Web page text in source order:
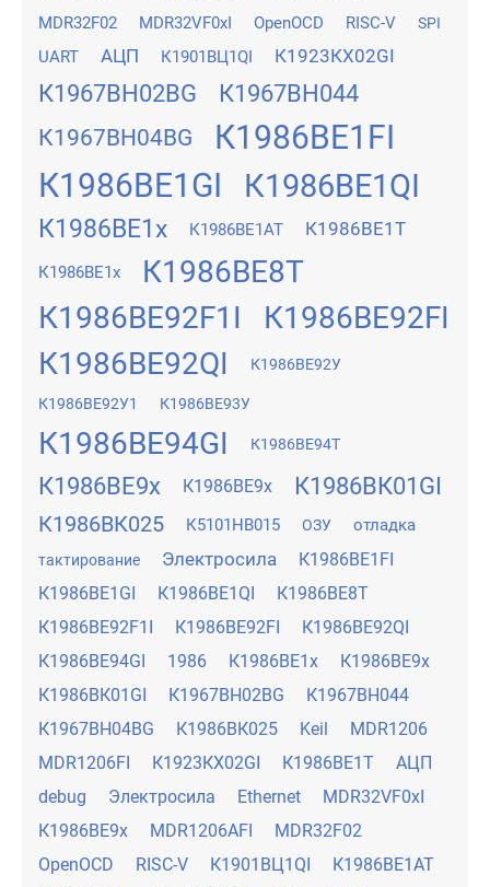
MDR32F02 MDR32VF0xI OpenOCD RISC-V SPI
UART АЦП К1901ВЦ1QI К1923КХ02GI
К1967ВН02BG К1967ВН044
К1967ВН04BG
К1986ВЕ1FI
К1986ВЕ1GI
К1986ВЕ1QI
К1986ВЕ1x К1986ВЕ1АТ К1986ВЕ1Т
К1986ВЕ1х
К1986ВЕ8Т
К1986ВЕ92F1I
К1986ВЕ92FI
К1986ВЕ92QI
К1986ВЕ92У
К1986ВЕ92У1 К1986ВЕ93У
К1986ВЕ94GI К1986ВЕ94Т
К1986ВЕ9x К1986ВЕ9х К1986ВК01GI
К1986ВК025 К5101НВ015 ОЗУ отладка
тактирование Электросила
К1986ВЕ1FI
К1986ВЕ1GI
К1986ВЕ1QI
К1986ВЕ8Т
К1986ВЕ92F1I
К1986ВЕ92FI
К1986ВЕ92QI
К1986ВЕ94GI
1986 К1986ВЕ1x
К1986ВЕ9x
К1986ВК01GI
К1967ВН02BG
К1967ВН044
К1967ВН04BG
К1986ВК025 Keil
MDR1206
MDR1206FI
К1923КХ02GI К1986ВЕ1Т
АЦП
debug
Электросила Ethernet
MDR32VF0xI
К1986ВЕ9х
MDR1206AFI
MDR32F02
OpenOCD
RISC-V К1901ВЦ1QI
К1986ВЕ1АТ